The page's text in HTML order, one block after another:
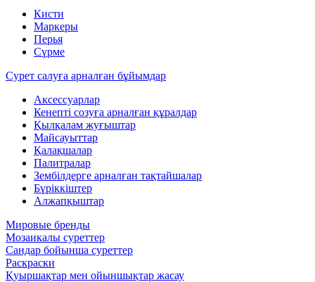
Кисти
Маркеры
Перья
Сүрме
Сурет салуға арналған бұйымдар
Аксессуарлар
Кенепті созуға арналған құралдар
Қылқалам жуғыштар
Майсауыттар
Қалақшалар
Палитралар
Зембілдерге арналған тақтайшалар
Бүріккіштер
Алжапқыштар
Мировые бренды
Мозаикалы суреттер
Сандар бойынша суреттер
Раскраски
Қуыршақтар мен ойыншықтар жасау